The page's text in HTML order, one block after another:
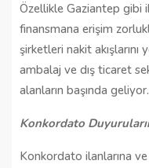
Özellikle Gaziantep gibi
finansmana erişim
şirketleri nakit
ambalaj ve dış ticaret
alanların başında geliyor.
Konkordato
Konkordato ilanlarına